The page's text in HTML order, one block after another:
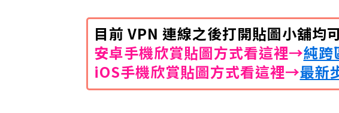
目前 VPN 連線之後打開貼圖小舖均
安卓手機欣賞貼圖方式看這裡→純跨
iOS手機欣賞貼圖方式看這裡→最新